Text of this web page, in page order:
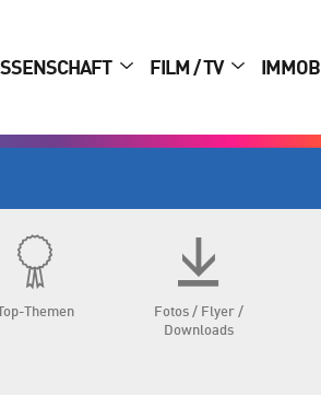
FILM / TV
Themen
Fotos / Flyer /
Downloads